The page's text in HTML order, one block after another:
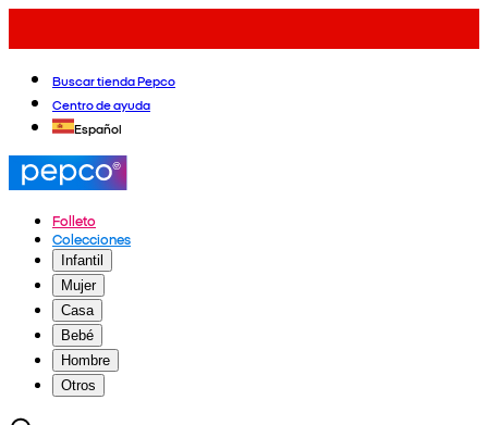
Buscar tienda Pepco
Centro de ayuda
Español
Folleto
Colecciones
Infantil
Mujer
Casa
Bebé
Hombre
Otros